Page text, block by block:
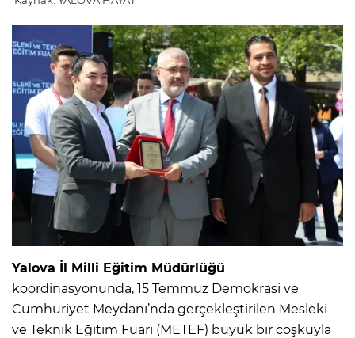
Yalova İl Milli Eğitim Müdürlüğü
koordinasyonunda, 15 Temmuz Demokrasi ve
Cumhuriyet Meydanı’nda gerçekleştirilen Mesleki
ve Teknik Eğitim Fuarı (METEF) büyük bir coşkuyla